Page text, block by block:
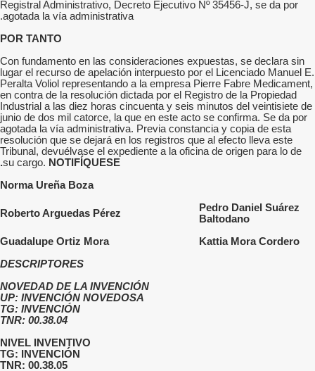
Registral Administrativo, Decreto Ejecutivo Nº 35456-J, se da por
agotada la vía administrativa.
POR TANTO
Con fundamento en las consideraciones expuestas, se declara sin
lugar el recurso de apelación interpuesto por el Licenciado Manuel E.
Peralta Voliol representando a la empresa Pierre Fabre Medicament,
en contra de la resolución dictada por el Registro de la Propiedad
Industrial a las diez horas cincuenta y seis minutos del veintisiete de
junio de dos mil catorce, la que en este acto se confirma. Se da por
agotada la vía administrativa. Previa constancia y copia de esta
resolución que se dejará en los registros que al efecto lleva este
Tribunal, devuélvase el expediente a la oficina de origen para lo de
su cargo. NOTIFÍQUESE.
Norma Ureña Boza
Pedro Daniel Suárez
Baltodano
Roberto Arguedas Pérez
Kattia Mora Cordero
Guadalupe Ortiz Mora
DESCRIPTORES
NOVEDAD DE LA INVENCIÓN
UP: INVENCIÓN NOVEDOSA
TG: INVENCIÓN
TNR: 00.38.04
NIVEL INVENTIVO
TG: INVENCIÓN
TNR: 00.38.05